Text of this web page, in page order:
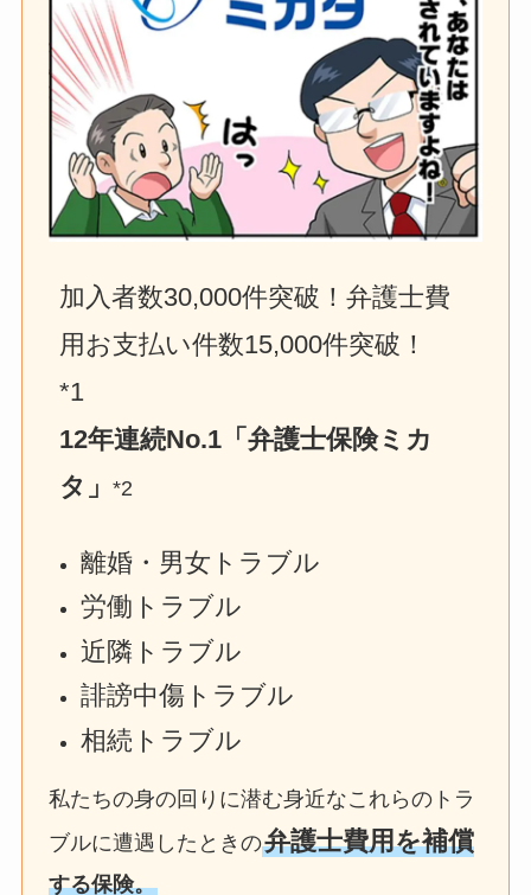
加入者数30,000件突破！弁護士費
用お支払い件数15,000件突破！
*1
12年連続No.1「弁護士保険ミカ
タ」*2
離婚・男女トラブル
労働トラブル
近隣トラブル
誹謗中傷トラブル
相続トラブル
私たちの身の回りに潜む身近なこれらのトラ
ブルに遭遇したときの弁護士費用を補償
する保険。